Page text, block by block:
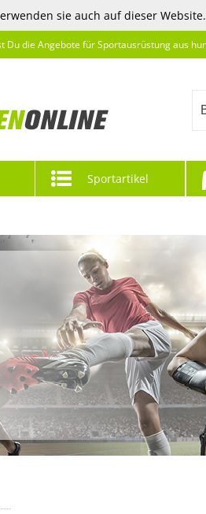
sie auch auf dieser
Du die Angebote für Sportausrüstung aus
Sportartikel